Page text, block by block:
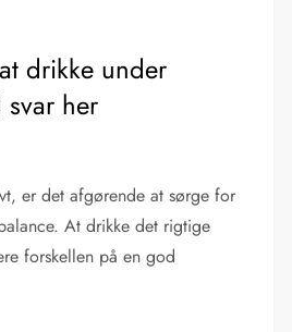
drikke under
her
er det afgørende at sørge for
At drikke det rigtige
forskellen på en god